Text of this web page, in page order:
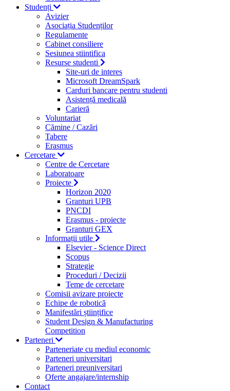
Studenți
Avizier
Asociația Studenților
Regulamente
Cabinet consiliere
Sesiunea stiintifica
Resurse studenti
Site-uri de interes
Microsoft DreamSpark
Carduri bancare pentru studenti
Asistență medicală
Carieră
Voluntariat
Cămine / Cazări
Tabere
Erasmus
Cercetare
Centre de Cercetare
Laboratoare
Proiecte
Horizon 2020
Granturi UPB
PNCDI
Erasmus - proiecte
Granturi GEX
Informații utile
Elsevier - Science Direct
Scopus
Strategie
Proceduri / Decizii
Teme de cercetare
Comisii avizare proiecte
Echipe de robotică
Manifestări științifice
Student Design & Manufacturing
Competition
Parteneri
Parteneriate cu mediul economic
Parteneri universitari
Parteneri preuniversitari
Oferte angajare/internship
Contact